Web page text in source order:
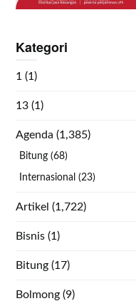
Kategori
1 (1)
13 (1)
Agenda (1,385)
Bitung (68)
Internasional (23)
Artikel (1,722)
Bisnis (1)
Bitung (17)
Bolmong (9)